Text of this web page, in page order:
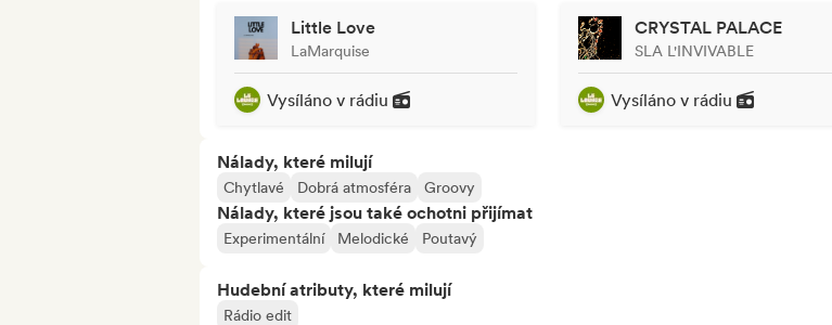
Little Love
LaMarquise
Vysíláno v rádiu
CRYSTAL PALACE
SLA L'INVIVABLE
Vysíláno v rádiu
Nálady, které milují
Chytlavé Dobrá atmosféra Groovy
Nálady, které jsou také ochotni přijímat
Experimentální Melodické Poutavý
Hudební atributy, které milují
Rádio edit